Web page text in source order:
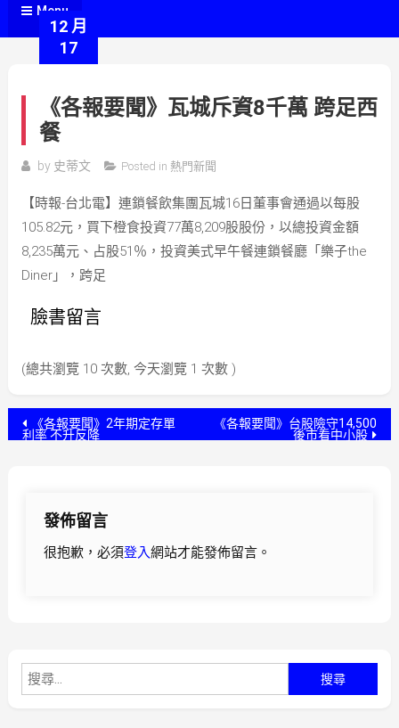
Menu
12 月
17
《各報要聞》瓦城斥資8千萬 跨足西
餐
by 史蒂文 Posted in 熱門新聞
【時報-台北電】連鎖餐飲集團瓦城16日董事會通過以每股
105.82元，買下橙食投資77萬8,209股股份，以總投資金額
8,235萬元、占股51％，投資美式早午餐連鎖餐廳「樂子the
Diner」，跨足
臉書留言
(總共瀏覽 10 次數, 今天瀏覽 1 次數 )
文 《各報要聞》2年期定存單
利率 不升反降
《各報要聞》台股險守14,500
後市看中小股
發佈留言
很抱歉，必須登入網站才能發佈留言。
尋